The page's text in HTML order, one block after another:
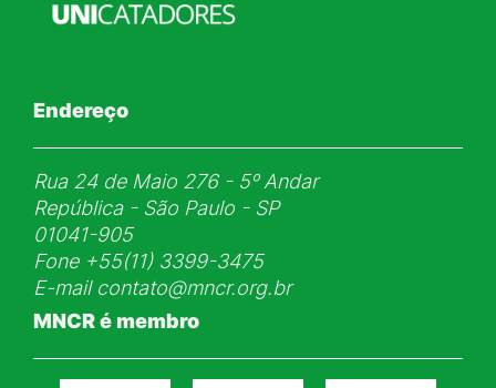
Endereço
Rua 24 de Maio 276 - 5ᵒ Andar
República - São Paulo - SP
01041-905
Fone+55(11) 3399-3475
E-mail contato@mncr.org.br
MNCR é membro